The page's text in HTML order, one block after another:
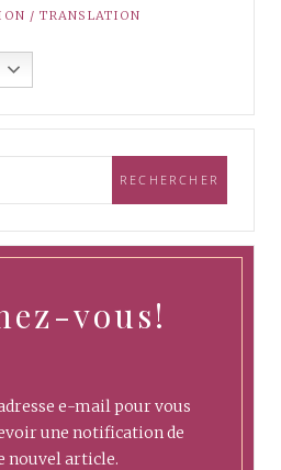
/ TRANSLATION
vous!
e-mail pour vous
une notification de
nouvel article.